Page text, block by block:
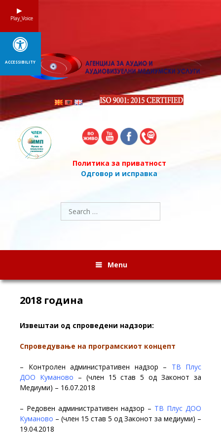
Политика за приватност
Одговор и исправка
Search
for:
Menu
2018 година
Извештаи од спроведени надзори:
Спроведувaње на програмскиот концепт
– Контролен административен надзор – ТВ Плус
ДОО Куманово – (член 15 став 5 од Законот за
Медиуми) – 16.07.2018
– Редовен административен надзор – ТВ Плус ДОО
Куманово – (член 15 став 5 од Законот за медиуми) –
19.04.2018
Play_Voice
ACCESSIBILITY